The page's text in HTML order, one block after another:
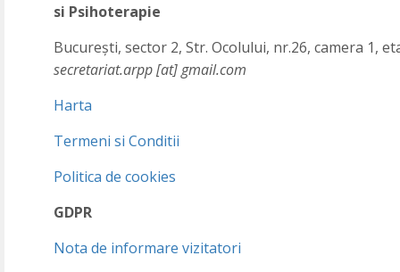
si Psihoterapie
București, sector 2, Str. Ocolului, nr.26, camera 1,
secretariat.arpp [at] gmail.com
Harta
Termeni si Conditii
Politica de cookies
GDPR
Nota de informare vizitatori